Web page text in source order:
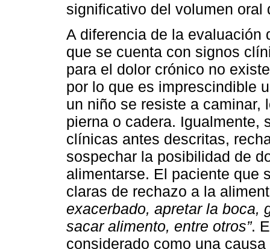
significativo del volumen oral
A diferencia de la evaluación
que se cuenta con signos
para el dolor crónico no
por lo que es imprescindible
un niño se resiste a caminar,
pierna o cadera. Igualmente,
clínicas antes descritas,
sospechar la posibilidad de
alimentarse. El paciente que
claras de rechazo a la
exacerbado, apretar la boca,
sacar alimento, entre otros”.
considerado como una